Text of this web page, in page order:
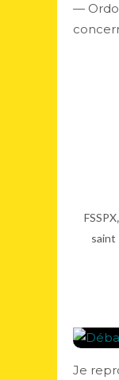
— Ordo
FSSPX,
saint
Je